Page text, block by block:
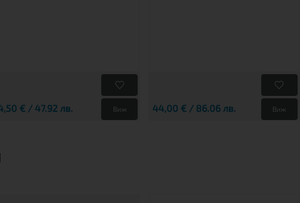
€ / 47.92 лв. Виж 44,00 € / 86.06 лв. Виж